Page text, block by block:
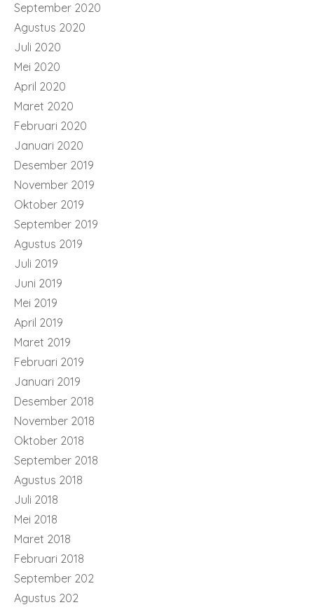
September 2020
Agustus 2020
Juli 2020
Mei 2020
April 2020
Maret 2020
Februari 2020
Januari 2020
Desember 2019
November 2019
Oktober 2019
September 2019
Agustus 2019
Juli 2019
Juni 2019
Mei 2019
April 2019
Maret 2019
Februari 2019
Januari 2019
Desember 2018
November 2018
Oktober 2018
September 2018
Agustus 2018
Juli 2018
Mei 2018
Maret 2018
Februari 2018
September 202
Agustus 202